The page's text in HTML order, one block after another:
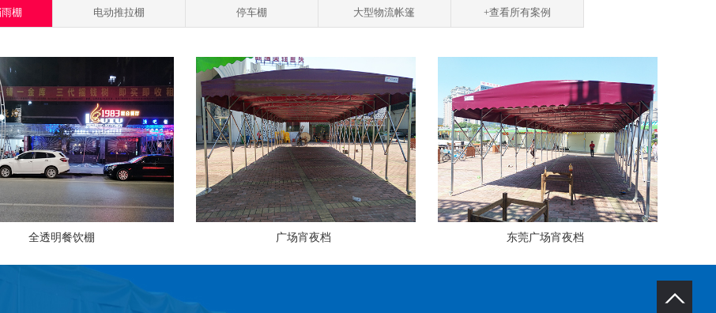
棚 电动推拉棚 停车棚 大型物流帐篷 +查看所有案例
全透明餐饮棚 广场宵夜档 东莞广场宵夜档